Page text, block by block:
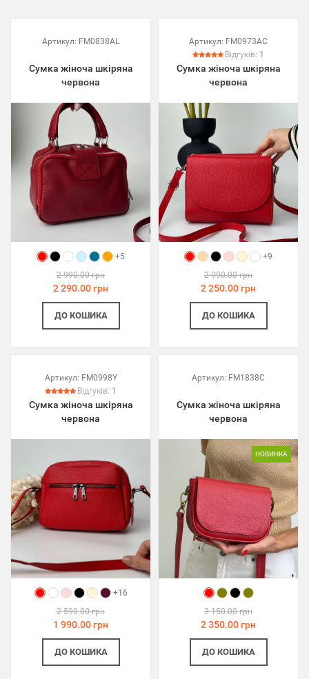
Артикул: FM0838AL
Сумка жіноча шкіряна
червона
+5
2 990.00 грн
2 290.00 грн
ДО КОШИКА
Артикул: FM0973AC
Відгуків: 1
Сумка жіноча шкіряна
червона
+9
2 990.00 грн
2 250.00 грн
ДО КОШИКА
Артикул: FM0998Y
Відгуків: 1
Сумка жіноча шкіряна
червона
+16
2 590.00 грн
1 990.00 грн
ДО КОШИКА
Артикул: FM1838C
Сумка жіноча шкіряна
червона
НОВИНКА
3 150.00 грн
2 350.00 грн
ДО КОШИКА